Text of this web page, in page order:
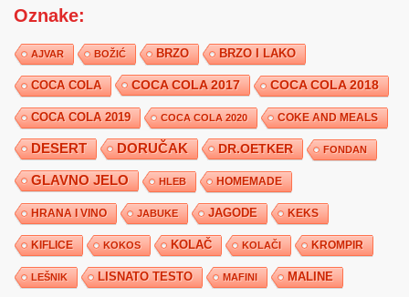
Oznake:
AJVAR BOŽIĆ BRZO BRZO I LAKO
COCA COLA COCA COLA 2017 COCA COLA 2018
COCA COLA 2019 COCA COLA 2020 COKE AND MEALS
DESERT DORUČAK DR.OETKER FONDAN
GLAVNO JELO HLEB HOMEMADE
HRANA I VINO JABUKE JAGODE KEKS
KIFLICE KOKOS KOLAČ KOLAČI KROMPIR
LEŠNIK LISNATO TESTO MAFINI MALINE